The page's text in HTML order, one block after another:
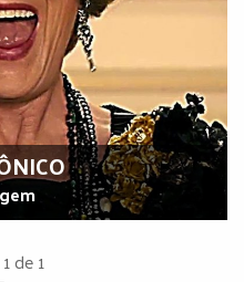
de 1